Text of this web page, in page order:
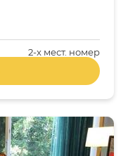
2-x мест. номер